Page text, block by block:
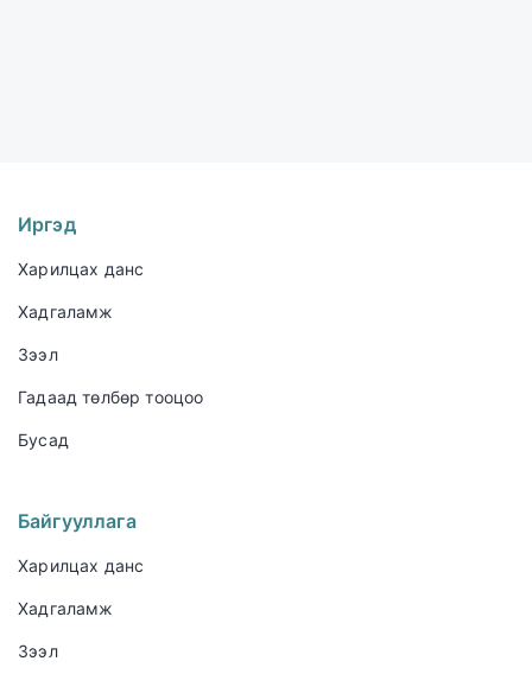
Иргэд
Харилцах данс
Хадгаламж
Зээл
Гадаад төлбөр тооцоо
Бусад
Байгууллага
Харилцах данс
Хадгаламж
Зээл